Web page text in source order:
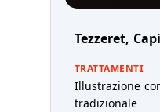
Tezzeret,
TRATTAMENTI
Illustrazione
tradizionale